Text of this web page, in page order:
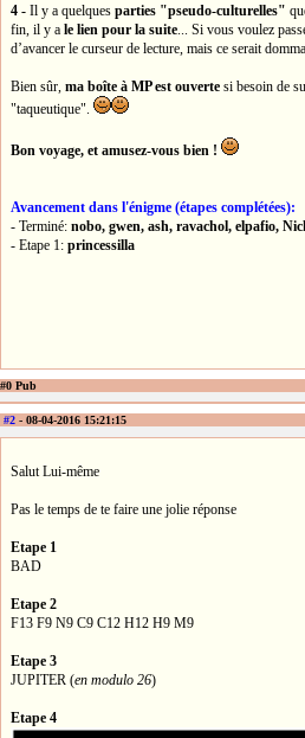
4 - Il y a quelques parties "pseudo-culturelles"
fin, il y a le lien pour la suite ... Si vous voulez
d’avancer le curseur de lecture, mais ce serait
Bien sûr, ma boîte à MP est ouverte si besoin de
"taqueutique".
Bon voyage, et amusez-vous bien !
Avancement dans l'énigme (étapes complétées):
- Terminé: nobo, gwen, ash, ravachol, elpafio,
- Etape 1: princessilla
#0 Pub
#2 - 08-04-2016 15:21:15
Salut Lui-même
Pas le temps de te faire une jolie réponse
Etape 1
BAD
Etape 2
F13 F9 N9 C9 C12 H12 H9 M9
Etape 3
JUPITER (en modulo 26)
Etape 4